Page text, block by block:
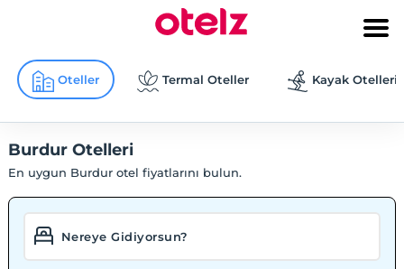
Oteller Termal Oteller Kayak Otelleri
Burdur Otelleri
En uygun Burdur otel fiyatlarını bulun.